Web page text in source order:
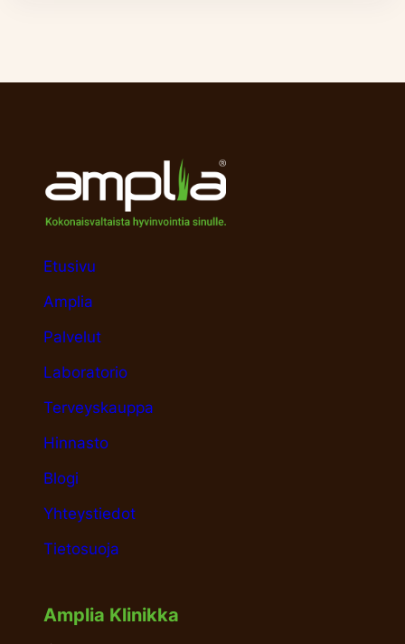
Etusivu
Amplia
Palvelut
Laboratorio
Terveyskauppa
Hinnasto
Blogi
Yhteystiedot
Tietosuoja
Amplia Klinikka